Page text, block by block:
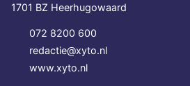
1701 BZ Heerhugowaard
072 8200 600
redactie@xyto.nl
www.xyto.nl